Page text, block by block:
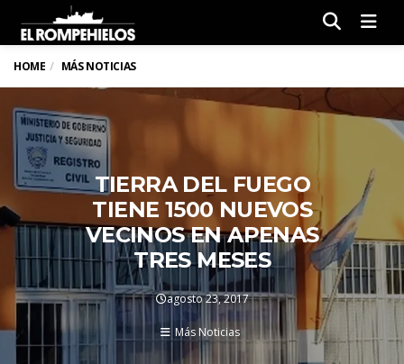
HOME MÁS NOTICIAS
TIERRA DEL FUEGO
TIENE 1500 NUEVOS
VECINOS EN APENAS
TRES MESES
agosto 23, 2017
Más Noticias